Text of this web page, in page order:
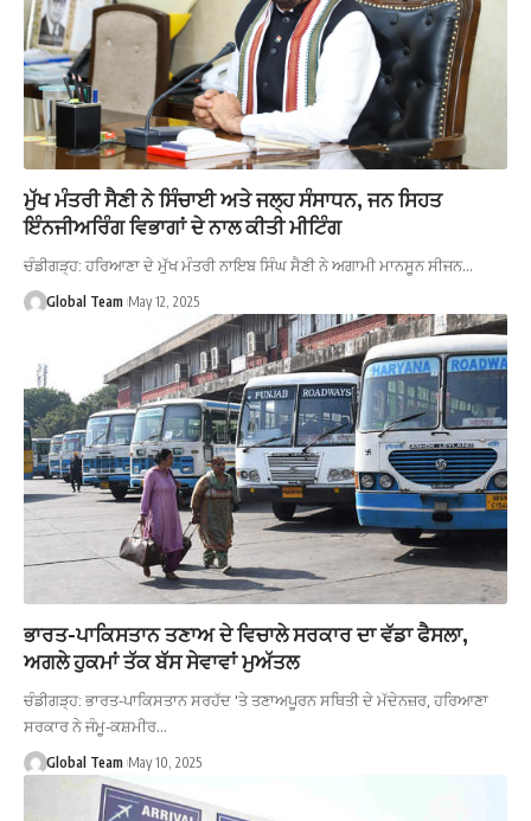
ਮੁੱਖ ਮੰਤਰੀ ਸੈਣੀ ਨੇ ਸਿੰਚਾਈ ਅਤੇ ਜਲ੍ਹ ਸੰਸਾਧਨ, ਜਨ ਸਿਹਤ
ਇੰਨਜੀਅਰਿੰਗ ਵਿਭਾਗਾਂ ਦੇ ਨਾਲ ਕੀਤੀ ਮੀਟਿੰਗ
ਚੰਡੀਗੜ੍ਹ: ਹਰਿਆਣਾ ਦੇ ਮੁੱਖ ਮੰਤਰੀ ਨਾਇਬ ਸਿੰਘ ਸੈਣੀ ਨੇ ਅਗਾਮੀ ਮਾਨਸੂਨ ਸੀਜਨ…
Global Team May 12, 2025
ਭਾਰਤ-ਪਾਕਿਸਤਾਨ ਤਣਾਅ ਦੇ ਵਿਚਾਲੇ ਸਰਕਾਰ ਦਾ ਵੱਡਾ ਫੈਸਲਾ,
ਅਗਲੇ ਹੁਕਮਾਂ ਤੱਕ ਬੱਸ ਸੇਵਾਵਾਂ ਮੁਅੱਤਲ
ਚੰਡੀਗੜ੍ਹ: ਭਾਰਤ-ਪਾਕਿਸਤਾਨ ਸਰਹੱਦ 'ਤੇ ਤਣਾਅਪੂਰਨ ਸਥਿਤੀ ਦੇ ਮੱਦੇਨਜ਼ਰ, ਹਰਿਆਣਾ
ਸਰਕਾਰ ਨੇ ਜੰਮੂ-ਕਸ਼ਮੀਰ…
Global Team May 10, 2025